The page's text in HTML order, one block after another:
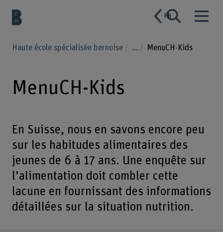
FR
Haute école spécialisée bernoise ... MenuCH-Kids
MenuCH-Kids
En Suisse, nous en savons encore peu
sur les habitudes alimentaires des
jeunes de 6 à 17 ans. Une enquête sur
l’alimentation doit combler cette
lacune en fournissant des informations
détaillées sur la situation nutrition.